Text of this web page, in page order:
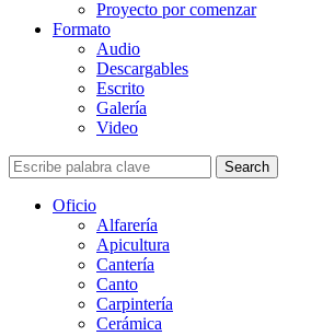
Proyecto por comenzar
Formato
Audio
Descargables
Escrito
Galería
Video
Search
Oficio
Alfarería
Apicultura
Cantería
Canto
Carpintería
Cerámica